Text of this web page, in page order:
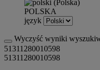
POLSKA
język
Wyczyść wyniki
51311280010598
51311280010598